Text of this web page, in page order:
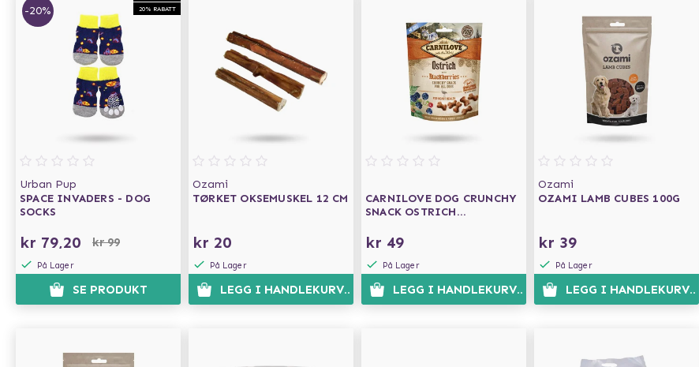
20% RABATT
-20%
Urban Pup
SPACE INVADERS - DOG
SOCKS
kr 79,20 kr 99
På Lager
SE PRODUKT
Ozami
TØRKET OKSEMUSKEL 12 CM
kr 20
På Lager
LEGG I HANDLEKURVEN
CARNILOVE DOG CRUNCHY
SNACK OSTRICH
kr 49
På Lager
LEGG I HANDLEKURVEN
Ozami
OZAMI LAMB CUBES 100G
kr 39
På Lager
LEGG I HANDLEKURVEN